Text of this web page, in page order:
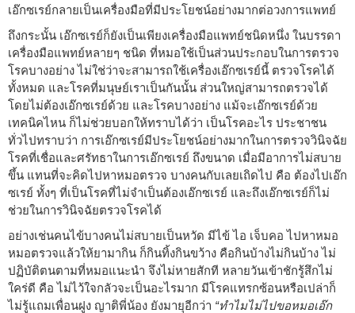
เอ๊กซเรย์กลายเป็นเครื่องมือที่มีประโยชน์อย่างมากต่อวงการแพทย์
ถึงกระนั้น เอ๊กซเรย์ก็ยังเป็นเพียงเครื่องมือแพทย์ชนิดหนึ่ง ในบรรดา
เครื่องมือแพทย์หลายๆ ชนิด ที่หมอใช้เป็นส่วนประกอบในการตรวจ
โรคบางอย่าง ไม่ใช่ว่าจะสามารถใช้เครื่องเอ๊กซเรย์นี้ ตรวจโรคได้
ทั้งหมด และโรคที่มนุษย์เราเป็นกันนั้น ส่วนใหญ่สามารถตรวจได้
โดยไม่ต้องเอ๊กซเรย์ด้วย และโรคบางอย่าง แม้จะเอ๊กซเรย์ด้วย
เทคนิคไหน ก็ไม่ช่วยบอกให้ทราบได้ว่า เป็นโรคอะไร ประชาชน
ทั่วไปทราบว่า การเอ๊กซเรย์มีประโยชน์อย่างมากในการตรวจวินิจฉัย
โรคที่เชื่อและศรัทธาในการเอ๊กซเรย์ ถึงขนาด เมื่อมีอาการไม่สบาย
ขึ้น แทนที่จะคิดไปหาหมอตรวจ บางคนกับเลยเถิดไป คือ ต้องไปเอ๊ก
ซเรย์ ทั้งๆ ที่เป็นโรคที่ไม่จำเป็นต้องเอ๊กซเรย์ และถึงเอ๊กซเรย์ก็ไม่
ช่วยในการวินิจฉัยตรวจโรคได้
อย่างเช่นคนไข้บางคนไม่สบายเป็นหวัด มีไข้ ไอ เจ็บคอ ไปหาหมอ
หมอตรวจแล้วให้ยามากิน ก็กินทิ้งกินขว้าง คือกินบ้างไม่กินบ้าง ไม่
ปฏิบัติตนตามที่หมอแนะนำ จึงไม่หายสักที หลายวันเข้าชักรู้สึกไม่
ใคร่ดี คือ ไม่ไว้ใจกลัวจะเป็นอะไรมาก มีโรคแทรกซ้อนหรือเปล่าก็
ไม่รู้แถมเพื่อนฝูง ญาติพี่น้อง ยังมายุอีกว่า “ทำไมไม่ไปขอหมอเอ๊ก